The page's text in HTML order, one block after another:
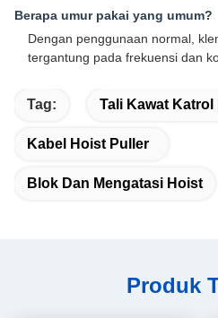
Berapa umur pakai yang umum?
Dengan penggunaan normal,
tergantung pada frekuensi dan
Tag: Tali Kawat Katrol
Kabel Hoist Puller
Blok Dan Mengatasi Hoist
Produk